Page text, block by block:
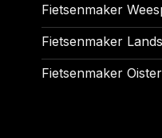
Fietsenmaker
Fietsenmaker
Fietsenmaker